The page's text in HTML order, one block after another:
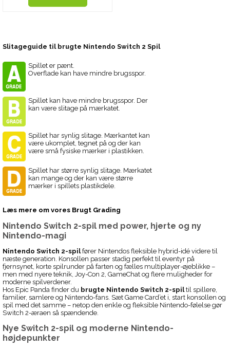
Slitageguide til brugte Nintendo Switch 2 Spil
Spillet er pænt.
Overflade kan have mindre brugsspor.
Spillet kan have mindre brugsspor. Der
kan være slitage på mærkatet.
Spillet har synlig slitage. Mærkantet kan
være ukomplet, tegnet på og der kan
være små fysiske mærker i plastikken.
Spillet har større synlig slitage. Mærkatet
kan mange og der kan være større
mærker i spillets plastikdele.
Læs mere om vores Brugt Grading
Nintendo Switch 2-spil med power, hjerte og ny
Nintendo-magi
Nintendo Switch 2-spilfører Nintendos fleksible hybrid-idé videre til
næste generation. Konsollen passer stadig perfekt til eventyr på
fjernsynet, korte spilrunder på farten og fælles multiplayer-øjeblikke –
men med nyere teknik, Joy-Con 2, GameChat og flere muligheder for
moderne spilverdener.
Hos Epic Panda finder du brugte Nintendo Switch 2-spiltil spillere,
familier, samlere og Nintendo-fans. Sæt Game Card’et i, start konsollen og
spil med det samme – netop den enkle og fleksible Nintendo-følelse gør
Switch 2-æraen så spændende.
Nye Switch 2-spil og moderne Nintendo-
højdepunkter